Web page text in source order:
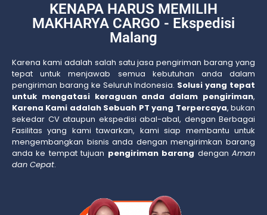
KENAPA HARUS MEMILIH
MAKHARYA CARGO - Ekspedisi
Malang
Karena kami adalah salah satu jasa pengiriman barang yang
tepat untuk menjawab semua kebutuhan anda dalam
pengiriman barang ke Seluruh Indonesia. Solusi yang tepat
untuk mengatasi keraguan anda dalam pengiriman,
Karena Kami adalah Sebuah PT yang Terpercaya, bukan
sekedar CV ataupun ekspedisi abal-abal, dengan Berbagai
Fasilitas yang kami tawarkan, kami siap membantu untuk
mengembangkan bisnis anda dengan mengirimkan barang
anda ke tempat tujuan pengiriman barang denganAman
dan Cepat.